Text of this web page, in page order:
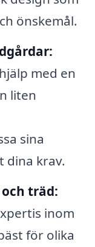
önskemål.
med en
liten
sina
dina krav.
träd:
inom
för olika